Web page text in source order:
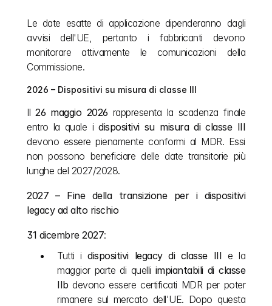
Le date esatte di applicazione dipenderanno dagli
avvisi dell'UE, pertanto i fabbricanti devono
monitorare attivamente le comunicazioni della
Commissione.
2026 – Dispositivi su misura di classe III
Il 26 maggio 2026 rappresenta la scadenza finale
entro la quale i dispositivi su misura di classe III
devono essere pienamente conformi al MDR. Essi
non possono beneficiare delle date transitorie più
lunghe del 2027/2028.
2027 – Fine della transizione per i dispositivi
legacy ad alto rischio
31 dicembre 2027:
Tutti i dispositivi legacy di classe III e la
maggior parte di quelli impiantabili di classe
IIb devono essere certificati MDR per poter
rimanere sul mercato dell'UE. Dopo questa